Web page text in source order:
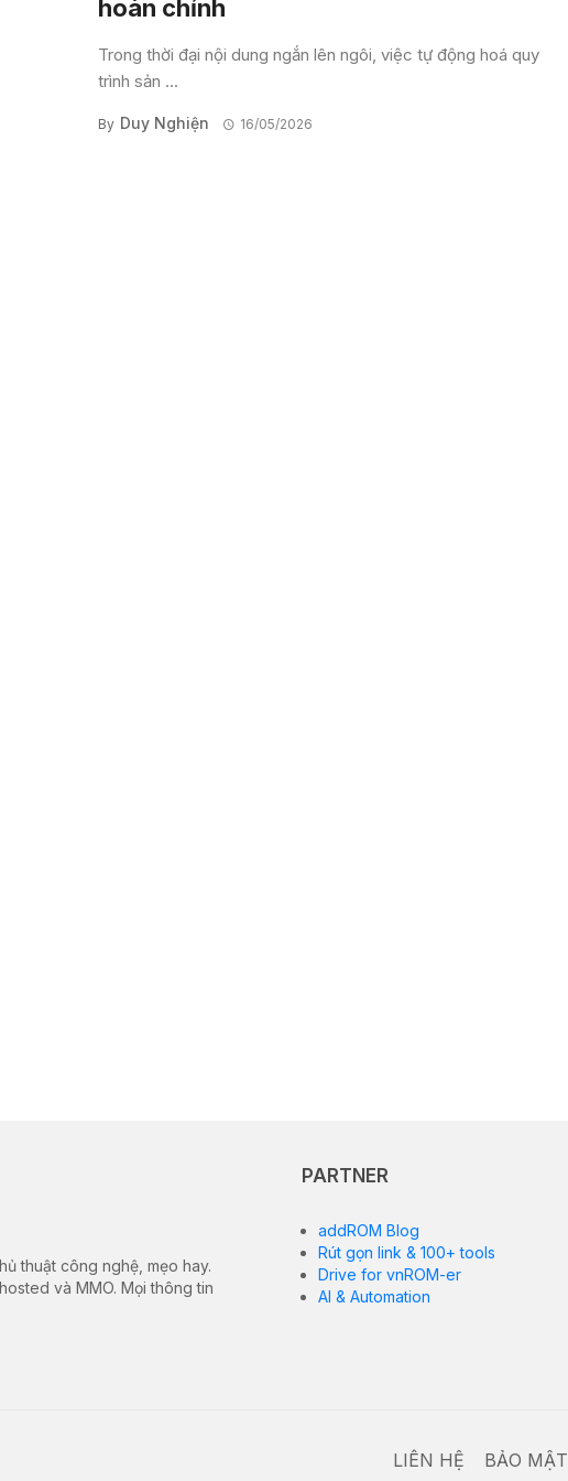
hoàn chỉnh
Trong thời đại nội dung ngắn lên ngôi, việc tự động hoá quy
trình sản ...
By Duy Nghiện 16/05/2026
thuật công nghệ, mẹo hay.
và MMO. Mọi thông tin
PARTNER
addROM Blog
Rút gọn link & 100+ tools
Drive for vnROM-er
AI & Automation
LIÊN HỆ BẢO MẬT